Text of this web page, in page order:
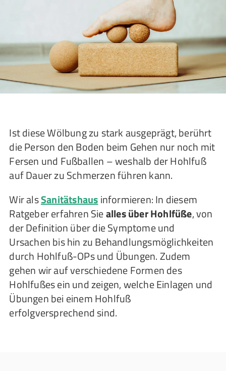
Ist diese Wölbung zu stark ausgeprägt, berührt
die Person den Boden beim Gehen nur noch mit
Fersen und Fußballen – weshalb der Hohlfuß
auf Dauer zu Schmerzen führen kann.
Wir alsSanitätshausinformieren: In diesem
Ratgeber erfahren Siealles über Hohlfüße, von
der Definition über die Symptome und
Ursachen bis hin zu Behandlungsmöglichkeiten
durch Hohlfuß-OPs und Übungen. Zudem
gehen wir auf verschiedene Formen des
Hohlfußes ein und zeigen, welche Einlagen und
Übungen bei einem Hohlfuß
erfolgversprechend sind.